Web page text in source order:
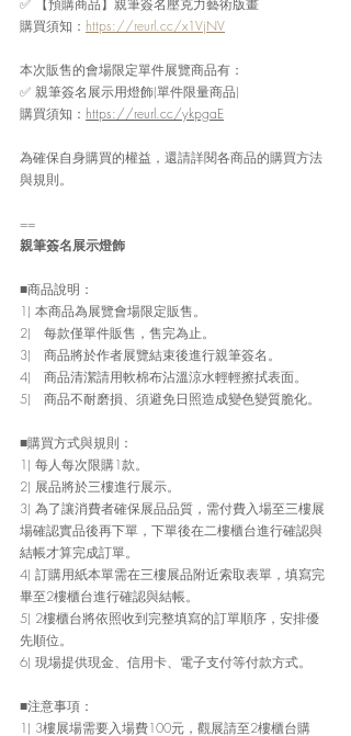
✅ 【預購商品】親筆簽名壓克力藝術版畫
購買須知： https://reurl.cc/x1VjNV
本次販售的會場限定單件展覽商品有：
✅ 親筆簽名展示用燈飾(單件限量商品)
購買須知： https://reurl.cc/ykpgaE
為確保自身購買的權益，還請詳閱各商品的購買方法
與規則。
==
親筆簽名展示燈飾
■商品說明：
1) 本商品為展覽會場限定販售。
2)   每款僅單件販售，售完為止。
3)   商品將於作者展覽結束後進行親筆簽名。
4)   商品清潔請用軟棉布沾溫涼水輕輕擦拭表面。
5)   商品不耐磨損、須避免日照造成變色變質脆化。
■購買方式與規則：
1) 每人每次限購1款。
2) 展品將於三樓進行展示。
3) 為了讓消費者確保展品品質，需付費入場至三樓展
場確認實品後再下單，下單後在二樓櫃台進行確認與
結帳才算完成訂單。
4) 訂購用紙本單需在三樓展品附近索取表單，填寫完
畢至2樓櫃台進行確認與結帳。
5) 2樓櫃台將依照收到完整填寫的訂單順序，安排優
先順位。
6) 現場提供現金、信用卡、電子支付等付款方式。
■注意事項：
1) 3樓展場需要入場費100元，觀展請至2樓櫃台購